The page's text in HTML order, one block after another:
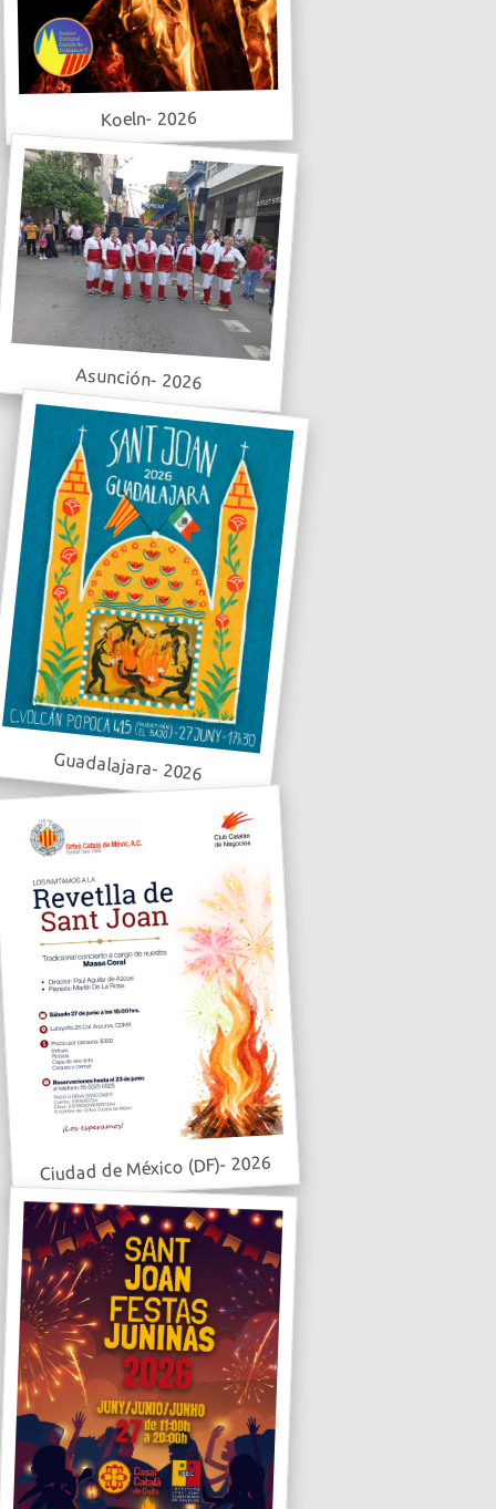
Koeln- 2026
Asunción- 2026
Guadalajara- 2026
Ciudad de México (DF)- 2026